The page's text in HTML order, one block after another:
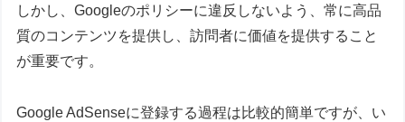
しかし、Googleのポリシーに違反しないよう、常に高品
質のコンテンツを提供し、訪問者に価値を提供すること
が重要です。
Google AdSenseに登録する過程は比較的簡単ですが、い